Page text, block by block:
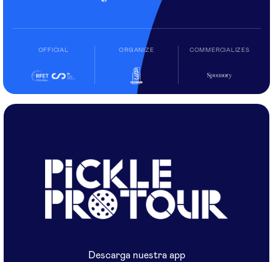
OFFICIAL ORGANIZE COMMERCIALIZES
Descarga nuestra app